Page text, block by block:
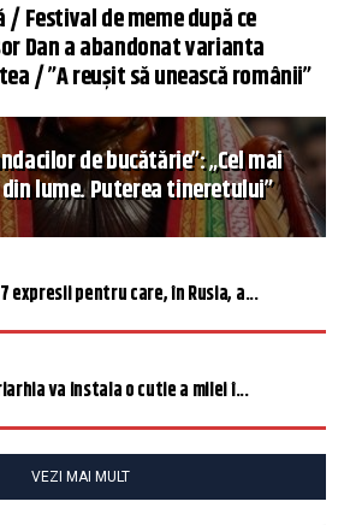
/ Festival de meme după ce
Dan a abandonat varianta
/ ”A reușit să unească românii”
de bucătărie”: „Cel mai
lume. Puterea tineretului”
expresii pentru care, în Rusia, a...
va instala o cutie a milei î...
VEZI MAI MULT